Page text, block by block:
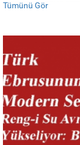
Tümünü Gör